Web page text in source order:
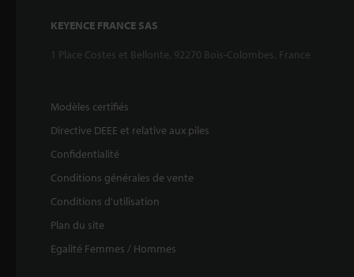
KEYENCE FRANCE SAS
1 Place Costes et Bellonte, 92270 Bois-Colombes, France
Modèles certifiés
Directive DEEE et relative aux piles
Confidentialité
Conditions générales de vente
Conditions d'utilisation
Plan du site
Egalité Femmes / Hommes